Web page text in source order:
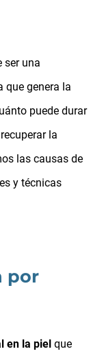
ser una
que genera la
puede durar
la
las causas de
y técnicas
por
en la pielque